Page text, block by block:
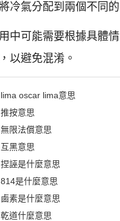
冷氣分配到兩個不同的
中可能需要根據具體
以避免混淆。
lima oscar lima意思
推按意思
無限法償意思
互黑意思
捏誣是什麼意思
814是什麼意思
鹵素是什麼意思
乾道什麼意思